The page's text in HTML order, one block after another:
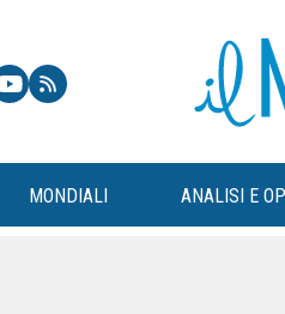
MONDIALI ANALISI E